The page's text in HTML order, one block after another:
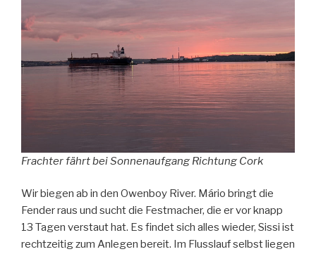
Frachter fährt bei Sonnenaufgang Richtung Cork
Wir biegen ab in den Owenboy River. Mário bringt die
Fender raus und sucht die Festmacher, die er vor knapp
13 Tagen verstaut hat. Es findet sich alles wieder, Sissi ist
rechtzeitig zum Anlegen bereit. Im Flusslauf selbst liegen